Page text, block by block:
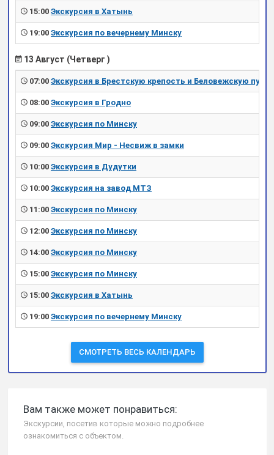
15:00 Экскурсия в Хатынь
19:00 Экскурсия по вечернему Минску
13 Август (Четверг )
07:00 Экскурсия в Брестскую крепость и Беловежскую пущу
08:00 Экскурсия в Гродно
09:00 Экскурсия по Минску
09:00 Экскурсия Мир - Несвиж в замки
10:00 Экскурсия в Дудутки
10:00 Экскурсия на завод МТЗ
11:00 Экскурсия по Минску
12:00 Экскурсия по Минску
14:00 Экскурсия по Минску
15:00 Экскурсия по Минску
15:00 Экскурсия в Хатынь
19:00 Экскурсия по вечернему Минску
СМОТРЕТЬ ВЕСЬ КАЛЕНДАРЬ
Вам также может понравиться:
Экскурсии, посетив которые можно подробнее
ознакомиться с объектом.